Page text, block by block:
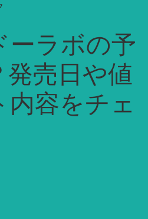
ーラボの予
売日や値
容をチェ